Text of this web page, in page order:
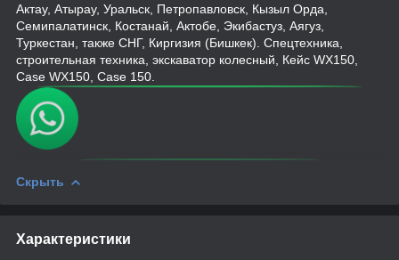
Актау, Атырау, Уральск, Петропавловск, Кызыл Орда,
Семипалатинск, Костанай, Актобе, Экибастуз, Аягуз,
Туркестан, также СНГ, Киргизия (Бишкек). Спецтехника,
строительная техника, экскаватор колесный, Кейс WX150,
Case WX150, Case 150.
Скрыть
Характеристики